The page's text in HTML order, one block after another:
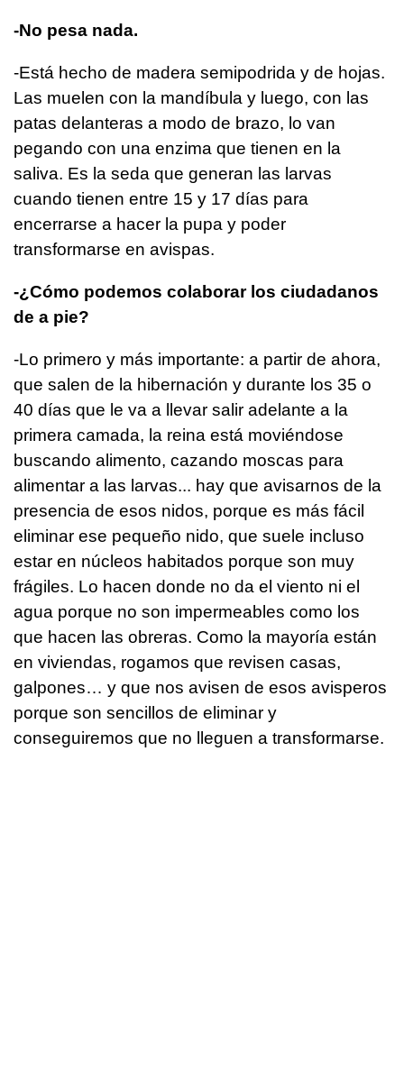
-No pesa nada.
-Está hecho de madera semipodrida y de hojas.
Las muelen con la mandíbula y luego, con las
patas delanteras a modo de brazo, lo van
pegando con una enzima que tienen en la
saliva. Es la seda que generan las larvas
cuando tienen entre 15 y 17 días para
encerrarse a hacer la pupa y poder
transformarse en avispas.
-¿Cómo podemos colaborar los ciudadanos
de a pie?
-Lo primero y más importante: a partir de ahora,
que salen de la hibernación y durante los 35 o
40 días que le va a llevar salir adelante a la
primera camada, la reina está moviéndose
buscando alimento, cazando moscas para
alimentar a las larvas... hay que avisarnos de la
presencia de esos nidos, porque es más fácil
eliminar ese pequeño nido, que suele incluso
estar en núcleos habitados porque son muy
frágiles. Lo hacen donde no da el viento ni el
agua porque no son impermeables como los
que hacen las obreras. Como la mayoría están
en viviendas, rogamos que revisen casas,
galpones… y que nos avisen de esos avisperos
porque son sencillos de eliminar y
conseguiremos que no lleguen a transformarse.